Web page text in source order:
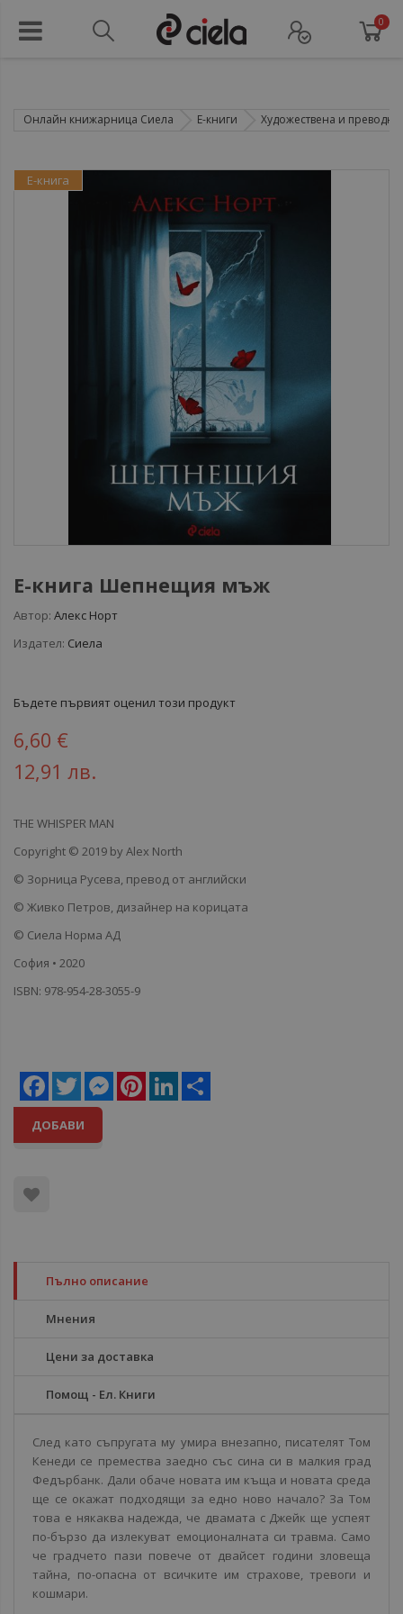
0
Онлайн книжарница Сиела Е-книги Художествена и преводна
Е-книга Шепнещия мъж
Автор: Алекс Норт
Издател: Сиела
Бъдете първият оценил този продукт
6,60 €
12,91 лв.
THE WHISPER MAN
Copyright © 2019 by Alex North
© Зорница Русева, превод от английски
© Живко Петров, дизайнер на корицата
© Сиела Норма АД
София • 2020
ISBN: 978-954-28-3055-9
Facebook
Twitter MessengerPinterestLinkedIn
ДОБАВИ
Е-книга
Пълно описание
Мнения
Цени за доставка
Помощ - Ел. Книги
След като съпругата му умира внезапно, писателят Том
Кенеди се премества заедно със сина си в малкия град
Федърбанк. Дали обаче новата им къща и новата среда
ще се окажат подходящи за едно ново начало? За Том
това е някаква надежда, че двамата с Джейк ще успеят
по-бързо да излекуват емоционалната си травма. Само
че градчето пази повече от двайсет години зловеща
тайна, по-опасна от всичките им страхове, тревоги и
кошмари.